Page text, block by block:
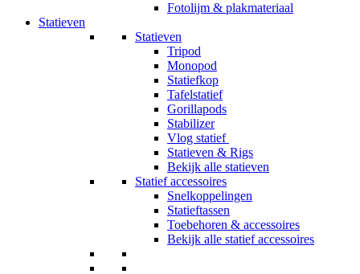
Fotolijm & plakmateriaal
Statieven
Statieven
Tripod
Monopod
Statiefkop
Tafelstatief
Gorillapods
Stabilizer
Vlog statief
Statieven & Rigs
Bekijk alle statieven
Statief accessoires
Snelkoppelingen
Statieftassen
Toebehoren & accessoires
Bekijk alle statief accessoires